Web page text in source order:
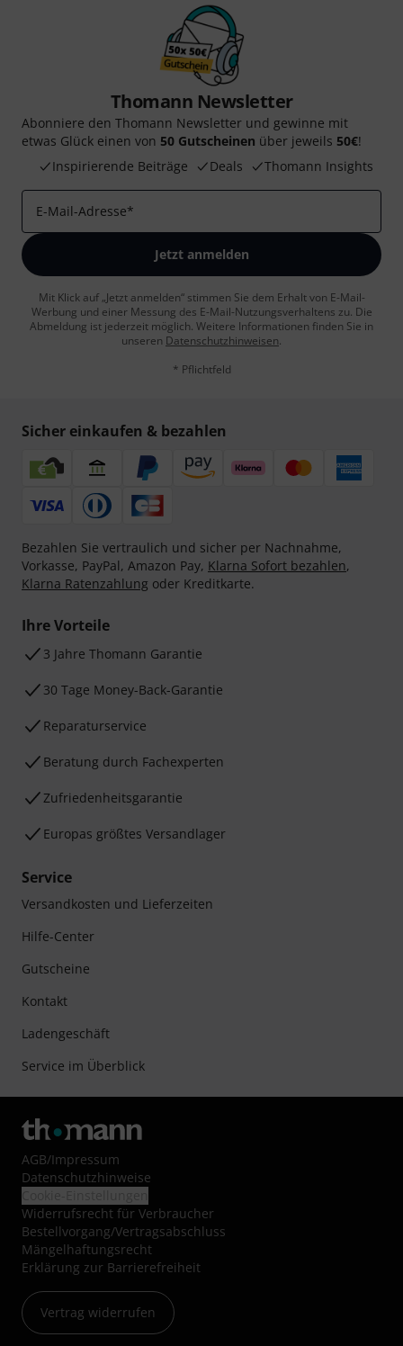
Thomann Newsletter
Abonniere den Thomann Newsletter und gewinne mit
etwas Glück einen von 50 Gutscheinen über jeweils 50€!
Inspirierende Beiträge
Deals Thomann Insights
E-Mail-Adresse*
Jetzt anmelden
Mit Klick auf „Jetzt anmelden“ stimmen Sie dem Erhalt von E-Mail-
Werbung und einer Messung des E-Mail-Nutzungsverhaltens zu. Die
Abmeldung ist jederzeit möglich. Weitere Informationen finden Sie in
unseren Datenschutzhinweisen.
* Pflichtfeld
Sicher einkaufen & bezahlen
Bezahlen Sie vertraulich und sicher per Nachnahme,
Vorkasse, PayPal, Amazon Pay, Klarna Sofort bezahlen,
Klarna Ratenzahlung oder Kreditkarte.
Ihre Vorteile
3 Jahre Thomann Garantie
30 Tage Money-Back-Garantie
Reparaturservice
Beratung durch Fachexperten
Zufriedenheitsgarantie
Europas größtes Versandlager
Service
Versandkosten und Lieferzeiten
Hilfe-Center
Gutscheine
Kontakt
Ladengeschäft
Service im Überblick
AGB/Impressum
Datenschutzhinweise
Widerrufsrecht für Verbraucher
Bestellvorgang/Vertragsabschluss
Mängelhaftungsrecht
Erklärung zur Barrierefreiheit
Vertrag widerrufen